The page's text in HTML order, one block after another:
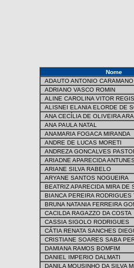
Nome
ADAUTO ANTONIO CARAMANO
ADRIANO VASCO ROMIN
ALINE CAROLINA VITOR REGIS
ALISNEI ELANIA ELORDE DE
ANA CECÍLIA DE OLIVEIRA
ANA PAULA NATAL
ANAMARIA FOGACA MIRANDA
ANDRE DE LUCAS MORETI
ANDREZA GONCALVES
ARIADNE APARECIDA ANTUNES
ARIANE SILVA RABELO
ARYANE SANTOS NOGUEIRA
BEATRIZ APARECIDA MIRA DE
BIANCA PEREIRA RODRIGUES
BRUNA NATANIA FERREIRA
CACILDA RAGAZZO DA COSTA
CASSIA SIGOLO RODRIGUES
CÁTIA RENATA SANCHES
CRISTIANE SOARES SABA
DAMIANA RAMOS BOMFIM
DANIEL IMPERIO DALMATI
DANILA MOUSINHO DA SILVA